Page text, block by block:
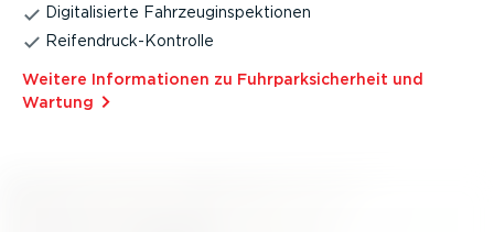
Digita­li­sierte Fahrzeug­in­spek­tionen
Reifen­druck-­Kon­trolle
Weitere Infor­ma­tionen zu Fuhrpark­si­cherheit und
Wartung⁠